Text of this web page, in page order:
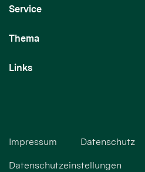
Service
Thema
Links
Impressum Datenschutz
Datenschutzeinstellungen